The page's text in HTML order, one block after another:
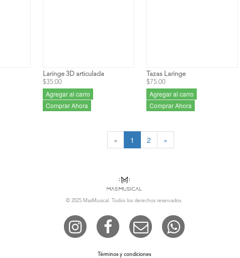
Laringe 3D articulada
$35.00
Agregar al carro
Comprar Ahora
Tazas Laringe
$75.00
Agregar al carro
Comprar Ahora
« 1 2 »
© 2025 MasMusical. Todos los derechos reservados.
   
Términos y condiciones